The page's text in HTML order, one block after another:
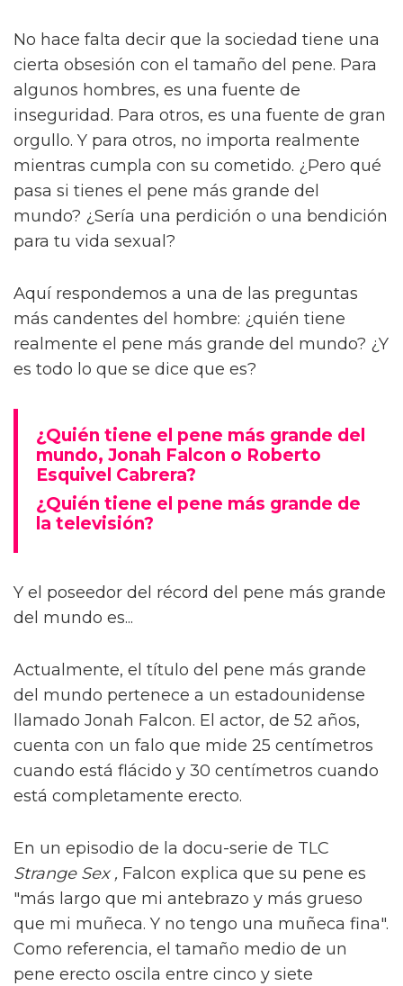
No hace falta decir que la sociedad tiene una
cierta obsesión con el tamaño del pene. Para
algunos hombres, es una fuente de
inseguridad. Para otros, es una fuente de gran
orgullo. Y para otros, no importa realmente
mientras cumpla con su cometido. ¿Pero qué
pasa si tienes el pene más grande del
mundo? ¿Sería una perdición o una bendición
para tu vida sexual?
Aquí respondemos a una de las preguntas
más candentes del hombre: ¿quién tiene
realmente el pene más grande del mundo? ¿Y
es todo lo que se dice que es?
¿Quién tiene el pene más grande del
mundo, Jonah Falcon o Roberto
Esquivel Cabrera?
¿Quién tiene el pene más grande de
la televisión?
Y el poseedor del récord del pene más grande
del mundo es...
Actualmente, el título del pene más grande
del mundo pertenece a un estadounidense
llamado Jonah Falcon. El actor, de 52 años,
cuenta con un falo que mide 25 centímetros
cuando está flácido y 30 centímetros cuando
está completamente erecto.
En un episodio de la docu-serie de TLC
Strange Sex , Falcon explica que su pene es
"más largo que mi antebrazo y más grueso
que mi muñeca. Y no tengo una muñeca fina".
Como referencia, el tamaño medio de un
pene erecto oscila entre cinco y siete